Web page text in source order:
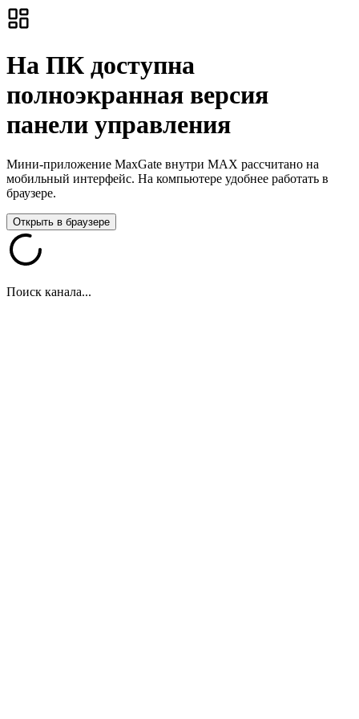
На ПК доступна
полноэкранная версия
панели управления
Мини-приложение MaxGate внутри MAX рассчитано на
мобильный интерфейс. На компьютере удобнее работать в
браузере.
Открыть в браузере
Поиск канала...